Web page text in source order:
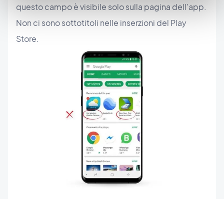
questo campo è visibile solo sulla pagina dell'app.
Non ci sono sottotitoli nelle inserzioni del Play
Store.